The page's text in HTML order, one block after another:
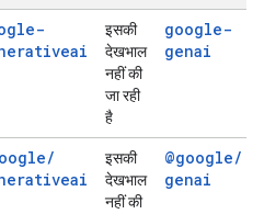
इसकी
देखभाल
नहीं की
जा रही
है
google-
genai
/
इसकी
देखभाल
नहीं की
@google/
genai